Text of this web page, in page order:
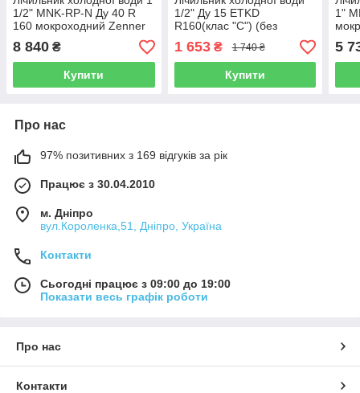
1/2" MNK-RP-N Ду 40 R
160 мокроходний Zenner
(Німеччина)
8 840 ₴
Купити
1/2" Ду 15 ETKD
R160(клас "С") (без
штуцерів)
Zenner(Німеччина)
1 653₴ 1 740 ₴
Купити
1"
5
Про нас
97% позитивних з 169 відгуків за рік
Працює з 30.04.2010
м. Дніпро
вул.Короленка,51, Дніпро, Україна
Контакти
Сьогодні працює з 09:00 до 19:00
Показати весь графік роботи
Про нас
Контакти